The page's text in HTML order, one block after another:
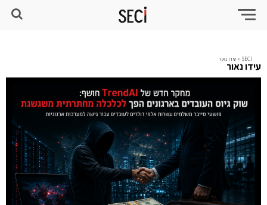
SECI
» עידו נאור
עידו נאור